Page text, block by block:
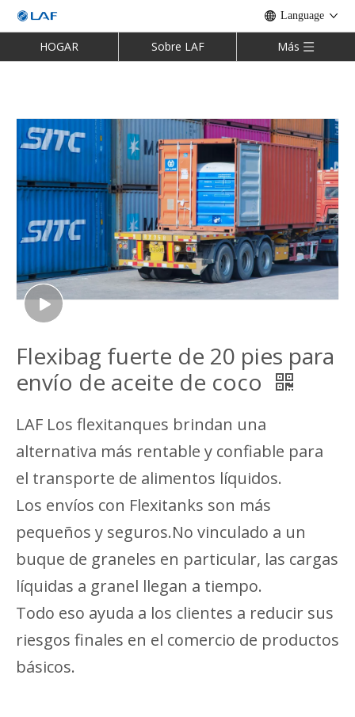
Language
HOGAR Sobre LAF Más
Flexibag fuerte de 20 pies para
envío de aceite de coco
LAF Los flexitanques brindan una
alternativa más rentable y confiable para
el transporte de alimentos líquidos.
Los envíos con Flexitanks son más
pequeños y seguros.No vinculado a un
buque de graneles en particular, las cargas
líquidas a granel llegan a tiempo.
Todo eso ayuda a los clientes a reducir sus
riesgos finales en el comercio de productos
básicos.